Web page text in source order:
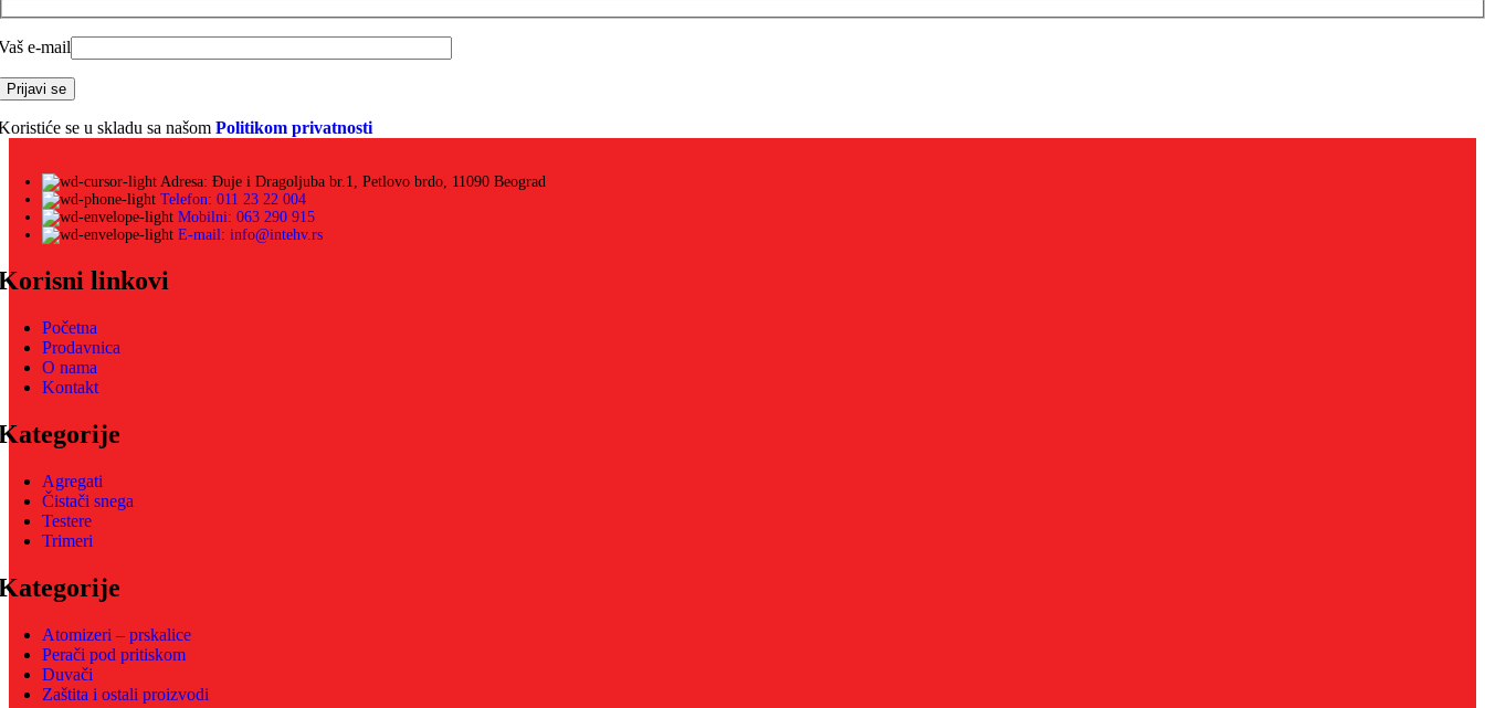
e-mail
se u skladu sa našom Politikom privatnosti
Adresa: Đuje i Dragoljuba br.1, Petlovo brdo, 11090 Beograd
Telefon: 011 23 22 004
Mobilni: 063 290 915
E-mail: info@intehv.rs
linkovi
Početna
Prodavnica
O nama
Kontakt
Agregati
Čistači snega
Testere
Trimeri
Atomizeri – prskalice
Perači pod pritiskom
Duvači
Zaštita i ostali proizvodi